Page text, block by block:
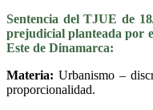
Sentencia del TJUE de
prejudicial planteada por
Este de Dinamarca:
Materia: Urbanismo –
proporcionalidad.